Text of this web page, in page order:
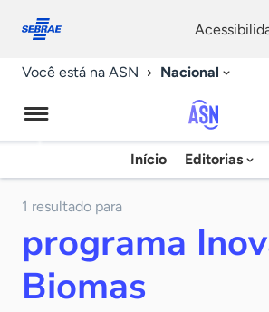
conosco
Você está na ASN Nacional
Início Editorias
1 resultado para
programa
Biomas